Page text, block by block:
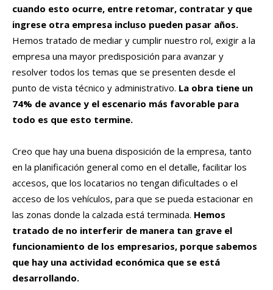
cuando esto ocurre, entre retomar, contratar y que
ingrese otra empresa incluso pueden pasar años.
Hemos tratado de mediar y cumplir nuestro rol, exigir a la
empresa una mayor predisposición para avanzar y
resolver todos los temas que se presenten desde el
punto de vista técnico y administrativo. La obra tiene un
74% de avance y el escenario más favorable para
todo es que esto termine.
Creo que hay una buena disposición de la empresa, tanto
en la planificación general como en el detalle, facilitar los
accesos, que los locatarios no tengan dificultades o el
acceso de los vehículos, para que se pueda estacionar en
las zonas donde la calzada está terminada. Hemos
tratado de no interferir de manera tan grave el
funcionamiento de los empresarios, porque sabemos
que hay una actividad económica que se está
desarrollando.